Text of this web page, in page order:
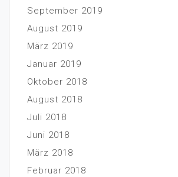
September 2019
August 2019
März 2019
Januar 2019
Oktober 2018
August 2018
Juli 2018
Juni 2018
März 2018
Februar 2018